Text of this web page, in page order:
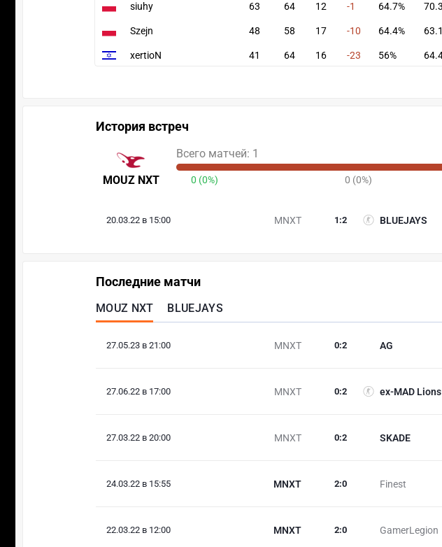
siuhy 63 64 12 -1 64.7% 70.3
Szejn 48 58 17 -10 64.4% 63.1
xertioN 41 64 16 -23 56%
История встреч
MOUZ NXT
Всего матчей: 1
0 (0%) 0 (0%)
20.03.22 в 15:00 MNXT BLUEJAYS
1 :2
Последние матчи
MOUZ NXT BLUEJAYS
27.05.23 в 21:00 MNXT AG
0:2
27.06.22 в 17:00 MNXT ex-MAD Lions
0:2
27.03.22 в 20:00 MNXT SKADE
0:2
24.03.22 в 15:55 MNXT Finest
2:0
22.03.22 в 12:00 MNXT GamerLegion
2:0